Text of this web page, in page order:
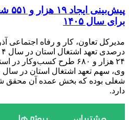
برای سال ۱۴۰۵
۲۴ هزار و ۶۸۰ طرح
شغلی بوده که بخش عمده آن محقق
دارد.